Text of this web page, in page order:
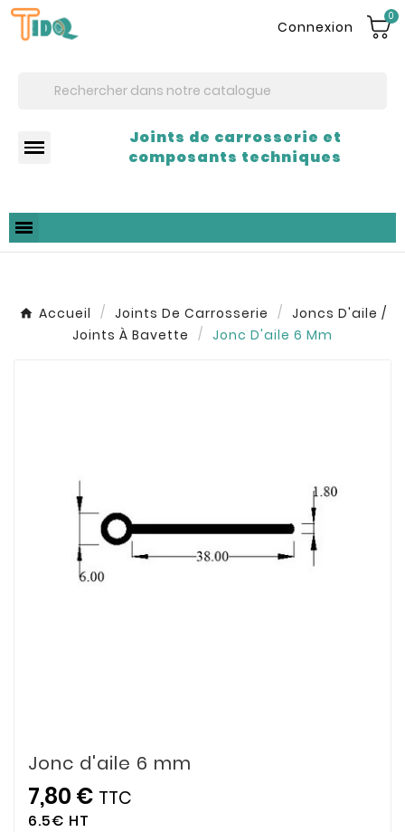
Connexion
0
Joints de carrosserie et
composants techniques
Accueil Joints De Carrosserie
Joncs D'aile /
Joints À Bavette
Jonc D'aile 6 Mm
Jonc d'aile 6 mm
7,80 € TTC
6.5€ HT